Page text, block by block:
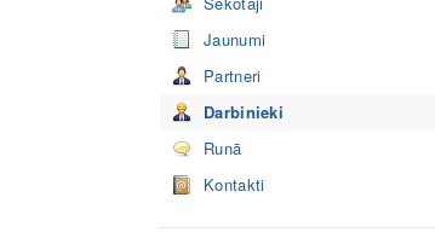
Jaunumi
Partneri
Darbinieki
Runā
Kontakti